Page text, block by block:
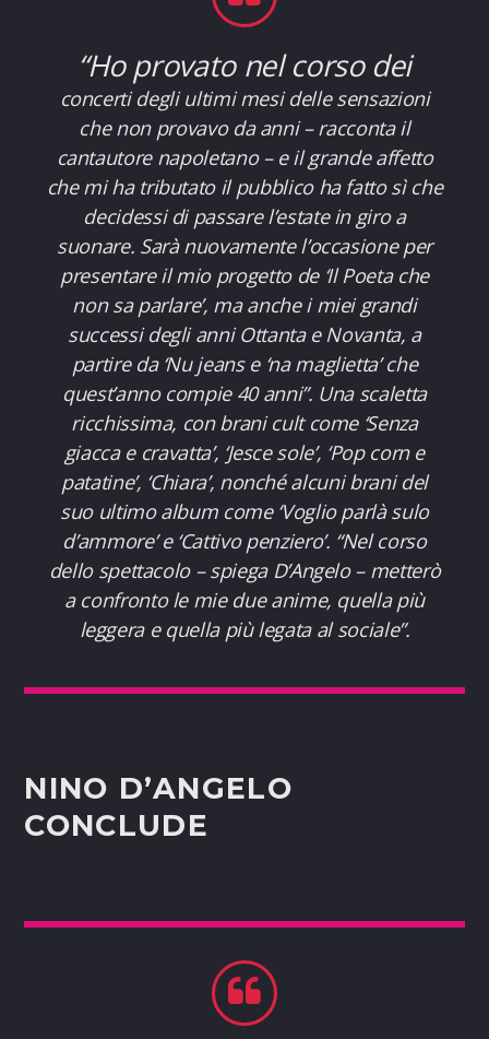
“Ho provato nel corso dei
concerti degli ultimi mesi delle sensazioni
che non provavo da anni – racconta il
cantautore napoletano– e il grande affetto
che mi ha tributato il pubblico ha fatto sì che
decidessi di passare l’estate in giro a
suonare. Sarà nuovamente l’occasione per
presentare il mio progetto de ‘Il Poeta che
non sa parlare’, ma anche i miei grandi
successi degli anni Ottanta e Novanta, a
partire da ‘Nu jeans e ‘na maglietta’ che
quest’anno compie 40 anni”. Una scaletta
ricchissima, con brani cult come ‘Senza
giacca e cravatta’, ‘Jesce sole’, ‘Pop corn e
patatine’, ‘Chiara’, nonché alcuni brani del
suo ultimo album come ‘Voglio parlà sulo
d’ammore’ e ‘Cattivo penziero’. “Nel corso
dello spettacolo – spiega D’Angelo – metterò
a confronto le mie due anime, quella più
leggera e quella più legata al sociale”.
NINO D’ANGELO
CONCLUDE